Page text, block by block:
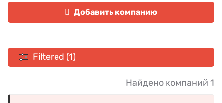
Добавить компанию
Filtered (1)
Найдено компаний 1